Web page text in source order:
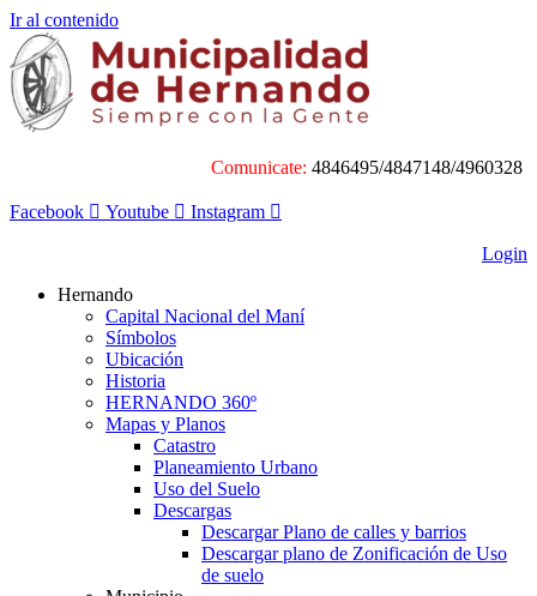
Ir al contenido
Comunicate: 4846495/4847148/4960328
Facebook Youtube Instagram
Login
Hernando
Capital Nacional del Maní
Símbolos
Ubicación
Historia
HERNANDO 360º
Mapas y Planos
Catastro
Planeamiento Urbano
Uso del Suelo
Descargas
Descargar Plano de calles y barrios
Descargar plano de Zonificación de Uso
de suelo